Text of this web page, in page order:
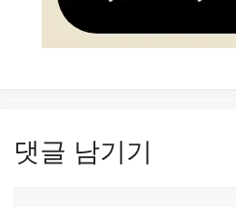
댓글 남기기